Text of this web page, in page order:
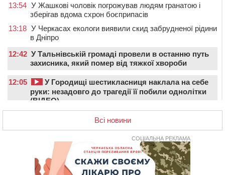
13:54 У Жашкові чоловік погрожував людям гранатою і
зберігав вдома схрон боєприпасів
13:18 У Черкасах екологи виявили скид забрудненої рідини
в Дніпро
12:42 У Тальнівській громаді провели в останню путь
захисника, який помер від тяжкої хвороби
12:05
У Городищі шестикласниця наклала на себе
руки: незадовго до трагедії її побили однолітки
(ВІДЕО)
Учителя Черкаської гімназії №31 відзначили Премією
На Черкащині запрацювала Мистецько-краєзнавча
У Вільшанській громаді попрощалися із
Всі новини
СОЦІАЛЬНА РЕКЛАМА